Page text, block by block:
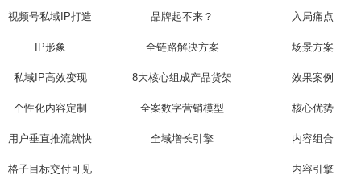
视频号私域IP打造
IP形象
私域IP高效变现
个性化内容定制
用户垂直推流就快
格子目标交付可见
品牌起不来？
全链路解决方案
8大核心组成产品货架
全案数字营销模型
全域增长引擎
入局痛点
场景方案
效果案例
核心优势
内容组合
内容引擎